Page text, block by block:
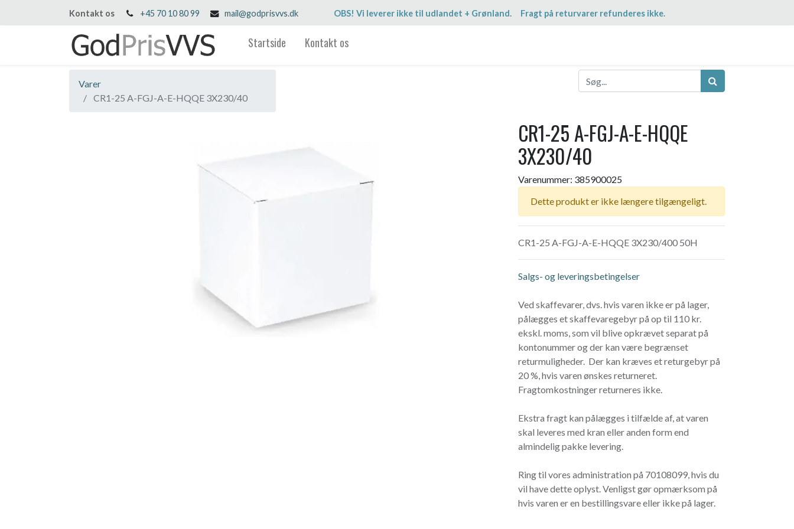
Kontakt os +45 70 10 80 99 mail@godprisvvs.dk OBS! Vi leverer ikke til udlandet + Grønland. Fragt på returvarer refunderes ikke.
Startside Kontakt os
Varer
CR1-25 A-FGJ-A-E-HQQE 3X230/40
CR1-25 A-FGJ-A-E-HQQE
3X230/40
Varenummer: 385900025
Dette produkt er ikke længere tilgængeligt.
CR1-25 A-FGJ-A-E-HQQE 3X230/400 50H
Salgs- og leveringsbetingelser
Ved skaffevarer, dvs. hvis varen ikke er på lager,
pålægges et skaffevaregebyr på op til 110 kr.
ekskl. moms, som vil blive opkrævet separat på
kontonummer og der kan være begrænset
returmuligheder. Der kan kræves et returgebyr på
20 %, hvis varen ønskes returneret.
Fragtomkostninger returneres ikke.
Ekstra fragt kan pålægges i tilfælde af, at varen
skal leveres med kran eller anden form end
almindelig pakke levering.
Ring til vores administration på 70108099, hvis du
vil have dette oplyst. Venligst gør opmærksom på
hvis varen er en bestillingsvare eller ikke på lager.